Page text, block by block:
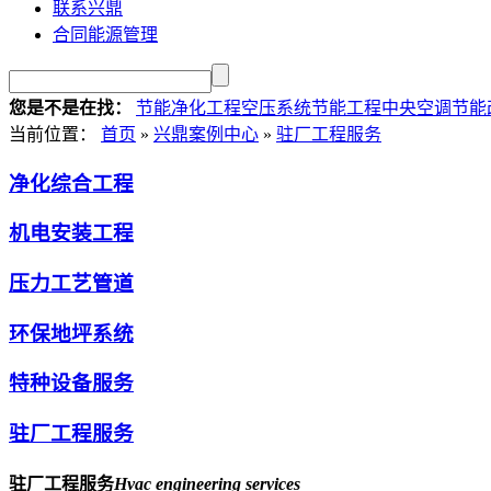
联系兴鼎
合同能源管理
您是不是在找： 节能净化工程空压系统节能工程中央空调节能
当前位置：
首页 » 兴鼎案例中心 » 驻厂工程服务
净化综合工程
机电安装工程
压力工艺管道
环保地坪系统
特种设备服务
驻厂工程服务
驻厂工程服务Hvac engineering services